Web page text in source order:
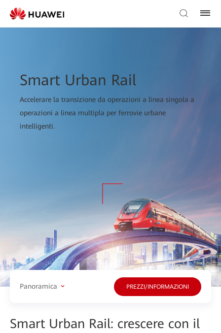
Smart Urban Rail
Accelerare la transizione da operazioni a linea singola a
operazioni a linea multipla per ferrovie urbane
intelligenti.
Panoramica PREZZI/INFORMAZIONI
Smart Urban Rail: crescere con il